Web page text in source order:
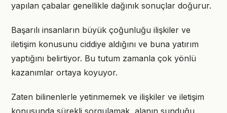
yapılan çabalar genellikle dağınık sonuçlar doğurur.
Başarılı insanların büyük çoğunluğu ilişkiler ve
iletişim konusunu ciddiye aldığını ve buna yatırım
yaptığını belirtiyor. Bu tutum zamanla çok yönlü
kazanımlar ortaya koyuyor.
Zaten bilinenlerle yetinmemek ve ilişkiler ve iletişim
konusunda sürekli sorgulamak, alanın sunduğu